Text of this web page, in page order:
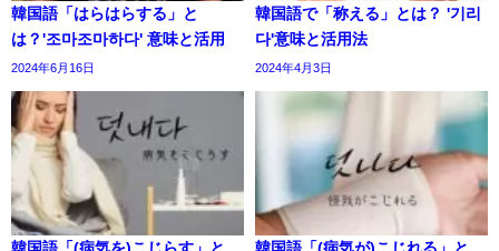
韓国語「はらはらする」と
は？'조마조마하다' 意味と活用
2024年6月16日
韓国語で「称える」とは？ '기리
다'意味と活用法
2024年4月3日
韓国語「(病気を)こじらす」と
韓国語「(病気が)こじれる」と